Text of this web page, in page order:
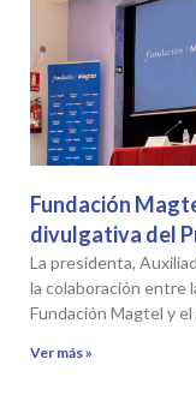
Fundación
divulgativa del
La presidenta,
la colaboración entre
Fundación Magtel y
Ver más »